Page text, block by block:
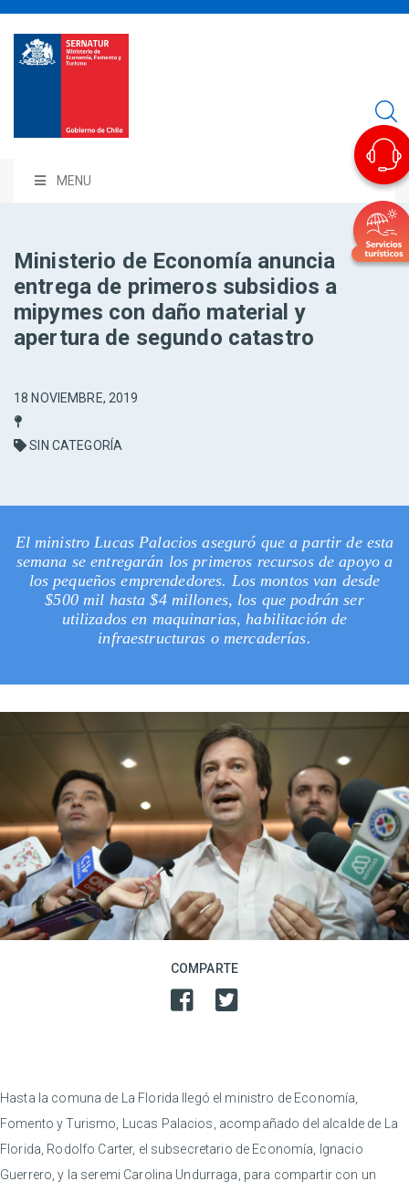
MENU
Ministerio de Economía anuncia
entrega de primeros subsidios a
mipymes con daño material y
apertura de segundo catastro
18 NOVIEMBRE, 2019
SIN CATEGORÍA
El ministro Lucas Palacios aseguró que a partir de esta
semana se entregarán los primeros recursos de apoyo a
los pequeños emprendedores. Los montos van desde
$500 mil hasta $4 millones, los que podrán ser
utilizados en maquinarias, habilitación de
infraestructuras o mercaderías.
COMPARTE
Hasta la comuna de La Florida llegó el ministro de Economía,
Fomento y Turismo, Lucas Palacios, acompañado del alcalde de La
Florida, Rodolfo Carter, el subsecretario de Economía, Ignacio
Guerrero, y la seremi Carolina Undurraga, para compartir con un